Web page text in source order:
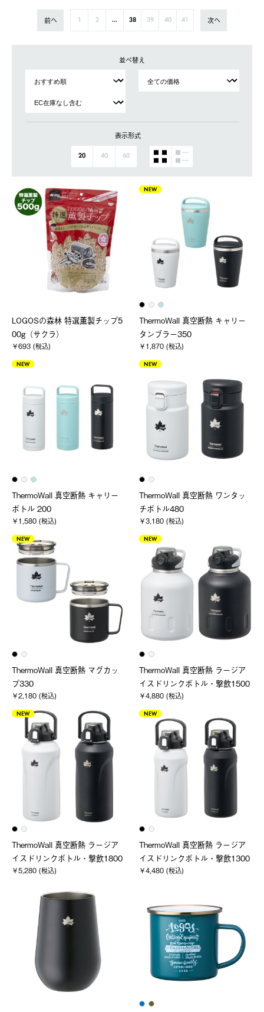
前へ 2 ... 38 39 40 41 次へ
並べ替え
表示形式
20 40 60
LOGOSの森林 特選薫製チップ5
00g（サクラ）
￥693 (税込)
NEW
ThermoWall 真空断熱 キャリー
タンブラー350
￥1,870 (税込)
NEW
ThermoWall 真空断熱 キャリー
ボトル 200
￥1,580 (税込)
NEW
ThermoWall 真空断熱 ワンタッ
チボトル480
￥3,180 (税込)
NEW
ThermoWall 真空断熱 マグカッ
プ330
￥2,180 (税込)
NEW
ThermoWall 真空断熱 ラージア
イスドリンクボトル・撃飲1500
￥4,880 (税込)
NEW
ThermoWall 真空断熱 ラージア
イスドリンクボトル・撃飲1800
￥5,280 (税込)
NEW
ThermoWall 真空断熱 ラージア
イスドリンクボトル・撃飲1300
￥4,480 (税込)